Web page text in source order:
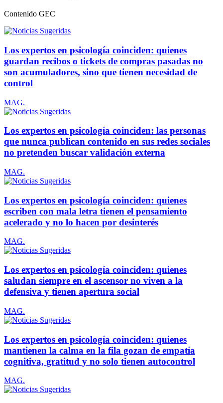
Contenido GEC
Los expertos en psicología coinciden: quienes
guardan recibos o tickets de compras pasadas no
son acumuladores, sino que tienen necesidad de
control
MAG.
Los expertos en psicología coinciden: las personas
que nunca publican contenido en sus redes sociales
no pretenden buscar validación externa
MAG.
Los expertos en psicología coinciden: quienes
escriben con mala letra tienen el pensamiento
acelerado y no lo hacen por desinterés
MAG.
Los expertos en psicología coinciden: quienes
saludan siempre en el ascensor no viven a la
defensiva y tienen apertura social
MAG.
Los expertos en psicología coinciden: quienes
mantienen la calma en la fila gozan de empatía
cognitiva, gratitud y no solo tienen autocontrol
MAG.